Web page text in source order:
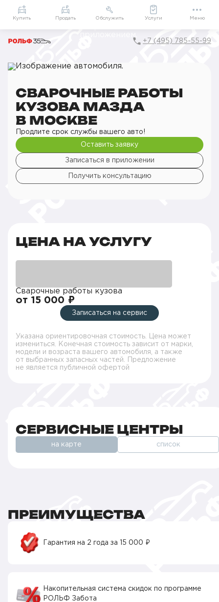
Приложение
Мой РОЛЬФ
Подарки внутри
+7 (495) 785-55-99
Главная
РОЛЬФ Сервис
Сервис Mazda
Кузовной ремонт
Сварочные работы
Сварочные работы кузова
СВАРОЧНЫЕ РАБОТЫ
КУЗОВА МАЗДА
В МОСКВЕ
Продлите срок службы вашего авто!
Оставить заявку
Записаться в приложении
Получить консультацию
ЦЕНА НА УСЛУГУ
Сварочные работы кузова
от 15 000 ₽
Записаться на сервис
Указана ориентировочная стоимость. Цена может
измениться. Конечная стоимость зависит от марки,
модели и возраста вашего автомобиля, а также
от выбранных запасных частей. Предложение
не является публичной офертой
СЕРВИСНЫЕ ЦЕНТРЫ
на карте список
ПРЕИМУЩЕСТВА
Гарантия на 2 года за 15 000 ₽
Накопительная система скидок по программе
РОЛЬФ Забота
Купить Продать Обслужить Услуги Меню